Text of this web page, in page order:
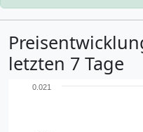
letzten 7 Tage
0.021